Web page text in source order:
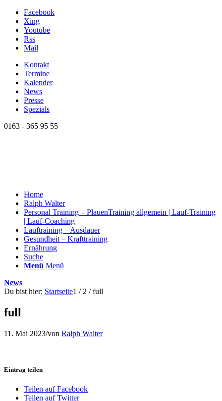
Facebook
Xing
Youtube
Rss
Mail
Kontakt
Termine
Kalender
News
Presse
Spezials
0163 - 365 95 55
Home
Ralph Walter
Personal Training – PlauenTraining allgemein | Lauf-Training
| Lauf-Coaching
Lauftraining – Ausdauer
Gesundheit – Krafttraining
Ernährung
Suche
Menü Menü
News
Du bist hier: Startseite1 / 2 / full
full
11. Mai 2023/von Ralph Walter
Eintrag teilen
Teilen auf Facebook
Teilen auf Twitter